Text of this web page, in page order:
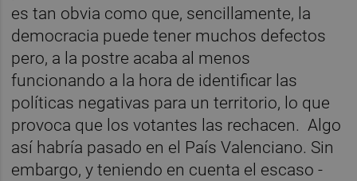
es tan obvia como que, sencillamente, la
democracia puede tener muchos defectos
pero, a la postre acaba al menos
funcionando a la hora de identificar las
políticas negativas para un territorio, lo que
provoca que los votantes las rechacen. Algo
así habría pasado en el País Valenciano. Sin
embargo, y teniendo en cuenta el escaso -